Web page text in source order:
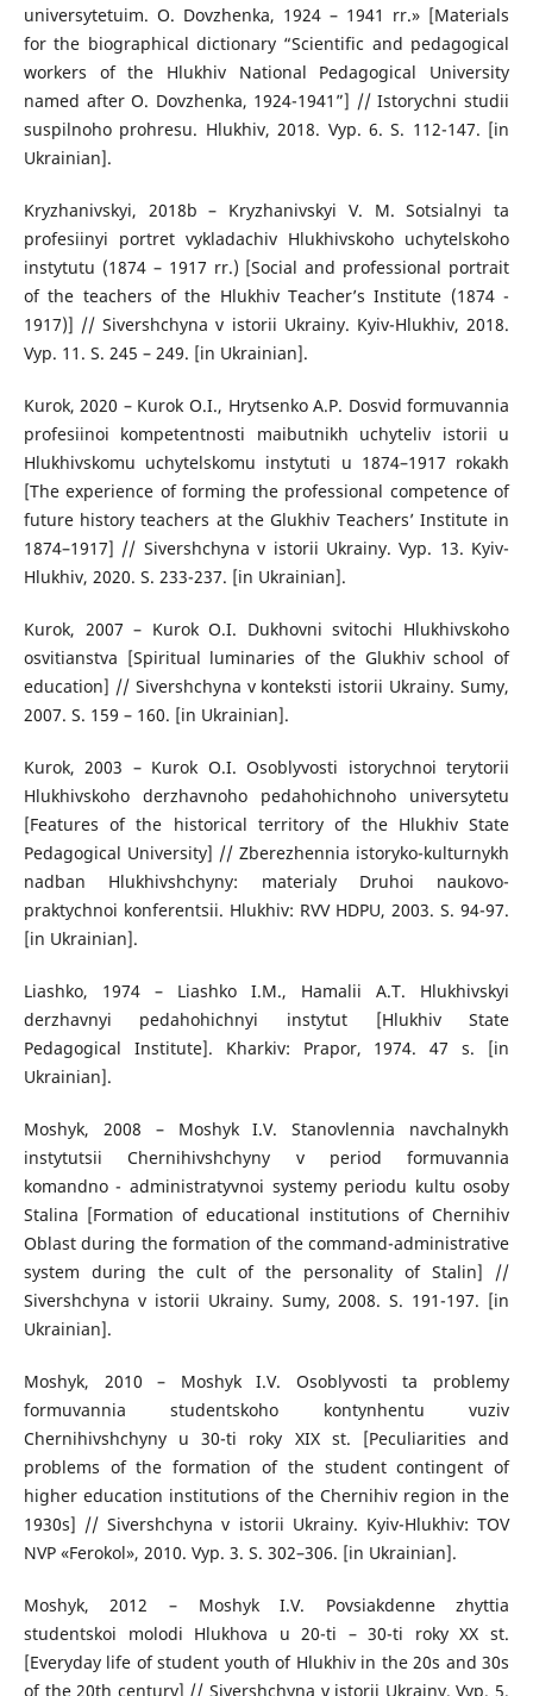
universytetuim. O. Dovzhenka, 1924 – 1941 rr.» [Materials
for the biographical dictionary “Scientific and pedagogical
workers of the Hlukhiv National Pedagogical University
named after O. Dovzhenka, 1924-1941”] // Istorychni studii
suspilnoho prohresu. Hlukhiv, 2018. Vyp. 6. S. 112-147. [in
Ukrainian].
Kryzhanivskyi, 2018b – Kryzhanivskyi V. M. Sotsialnyi ta
profesiinyi portret vykladachiv Hlukhivskoho uchytelskoho
instytutu (1874 – 1917 rr.) [Social and professional portrait
of the teachers of the Hlukhiv Teacher’s Institute (1874 -
1917)] // Sivershchyna v istorii Ukrainy. Kyiv-Hlukhiv, 2018.
Vyp. 11. S. 245 – 249. [in Ukrainian].
Kurok, 2020 – Kurok O.I., Hrytsenko A.P. Dosvid formuvannia
profesiinoi kompetentnosti maibutnikh uchyteliv istorii u
Hlukhivskomu uchytelskomu instytuti u 1874–1917 rokakh
[The experience of forming the professional competence of
future history teachers at the Glukhiv Teachers’ Institute in
1874–1917] // Sivershchyna v istorii Ukrainy. Vyp. 13. Kyiv-
Hlukhiv, 2020. S. 233-237. [in Ukrainian].
Kurok, 2007 – Kurok O.I. Dukhovni svitochi Hlukhivskoho
osvitianstva [Spiritual luminaries of the Glukhiv school of
education] // Sivershchyna v konteksti istorii Ukrainy. Sumy,
2007. S. 159 – 160. [in Ukrainian].
Kurok, 2003 – Kurok O.I. Osoblyvosti istorychnoi terytorii
Hlukhivskoho derzhavnoho pedahohichnoho universytetu
[Features of the historical territory of the Hlukhiv State
Pedagogical University] // Zberezhennia istoryko-kulturnykh
nadban Hlukhivshchyny: materialy Druhoi naukovo-
praktychnoi konferentsii. Hlukhiv: RVV HDPU, 2003. S. 94-97.
[in Ukrainian].
Liashko, 1974 – Liashko I.M., Hamalii A.T. Hlukhivskyi
derzhavnyi pedahohichnyi instytut [Hlukhiv State
Pedagogical Institute]. Kharkiv: Prapor, 1974. 47 s. [in
Ukrainian].
Moshyk, 2008 – Moshyk I.V. Stanovlennia navchalnykh
instytutsii Chernihivshchyny v period formuvannia
komandno - administratyvnoi systemy periodu kultu osoby
Stalina [Formation of educational institutions of Chernihiv
Oblast during the formation of the command-administrative
system during the cult of the personality of Stalin] //
Sivershchyna v istorii Ukrainy. Sumy, 2008. S. 191-197. [in
Ukrainian].
Moshyk, 2010 – Moshyk I.V. Osoblyvosti ta problemy
formuvannia studentskoho kontynhentu vuziv
Chernihivshchyny u 30-ti roky XIX st. [Peculiarities and
problems of the formation of the student contingent of
higher education institutions of the Chernihiv region in the
1930s] // Sivershchyna v istorii Ukrainy. Kyiv-Hlukhiv: TOV
NVP «Ferokol», 2010. Vyp. 3. S. 302–306. [in Ukrainian].
Moshyk, 2012 – Moshyk I.V. Povsiakdenne zhyttia
studentskoi molodi Hlukhova u 20-ti – 30-ti roky XX st.
[Everyday life of student youth of Hlukhiv in the 20s and 30s
of the 20th century] // Sivershchyna v istorii Ukrainy. Vyp. 5.